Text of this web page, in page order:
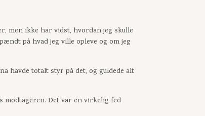
men ikke har vidst, hvordan jeg skulle
på hvad jeg ville opleve og om jeg
havde totalt styr på det, og guidede alt
modtageren. Det var en virkelig fed